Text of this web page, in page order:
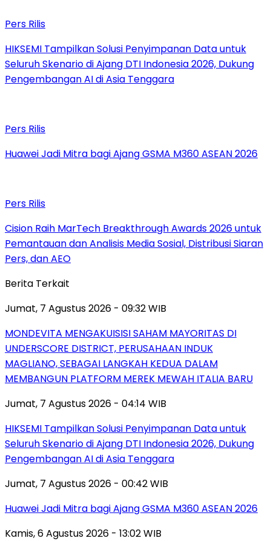
Pers Rilis
HIKSEMI Tampilkan Solusi Penyimpanan Data untuk
Seluruh Skenario di Ajang DTI Indonesia 2026, Dukung
Pengembangan AI di Asia Tenggara
Pers Rilis
Huawei Jadi Mitra bagi Ajang GSMA M360 ASEAN 2026
Pers Rilis
Cision Raih MarTech Breakthrough Awards 2026 untuk
Pemantauan dan Analisis Media Sosial, Distribusi Siaran
Pers, dan AEO
Berita Terkait
Jumat, 7 Agustus 2026 - 09:32 WIB
MONDEVITA MENGAKUISISI SAHAM MAYORITAS DI
UNDERSCORE DISTRICT, PERUSAHAAN INDUK
MAGLIANO, SEBAGAI LANGKAH KEDUA DALAM
MEMBANGUN PLATFORM MEREK MEWAH ITALIA BARU
Jumat, 7 Agustus 2026 - 04:14 WIB
HIKSEMI Tampilkan Solusi Penyimpanan Data untuk
Seluruh Skenario di Ajang DTI Indonesia 2026, Dukung
Pengembangan AI di Asia Tenggara
Jumat, 7 Agustus 2026 - 00:42 WIB
Huawei Jadi Mitra bagi Ajang GSMA M360 ASEAN 2026
Kamis, 6 Agustus 2026 - 13:02 WIB